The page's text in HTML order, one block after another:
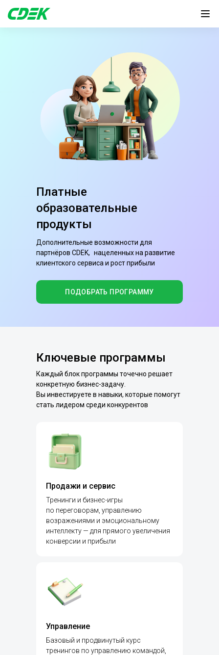
Платные
образовательные
продукты
Дополнительные возможности для
партнёров CDEK, нацеленных на развитие
клиентского сервиса и рост прибыли
ПОДОБРАТЬ ПРОГРАММУ
Каждый блок программы точечно решает
конкретную бизнес-задачу.
Вы инвестируете в навыки, которые помогут
стать лидером среди конкурентов
Ключевые программы
Тренинги и бизнес-игры
по переговорам, управлению
возражениями и эмоциональному
интеллекту — для прямого увеличения
конверсии и прибыли
Продажи и сервис
Управление
Базовый и продвинутый курс
тренингов по управлению командой,